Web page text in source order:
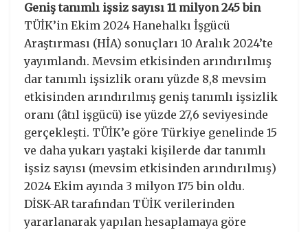
Geniş tanımlı işsiz sayısı 11 milyon 245 bin
TÜİK’in Ekim 2024 Hanehalkı İşgücü
Araştırması (HİA) sonuçları 10 Aralık 2024’te
yayımlandı. Mevsim etkisinden arındırılmış
dar tanımlı işsizlik oranı yüzde 8,8 mevsim
etkisinden arındırılmış geniş tanımlı işsizlik
oranı (âtıl işgücü) ise yüzde 27,6 seviyesinde
gerçekleşti. TÜİK’e göre Türkiye genelinde 15
ve daha yukarı yaştaki kişilerde dar tanımlı
işsiz sayısı (mevsim etkisinden arındırılmış)
2024 Ekim ayında 3 milyon 175 bin oldu.
DİSK-AR tarafından TÜİK verilerinden
yararlanarak yapılan hesaplamaya göre